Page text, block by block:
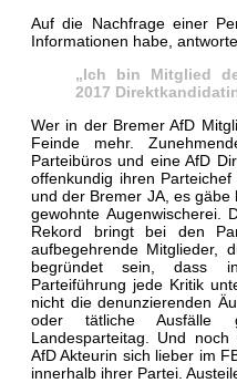
Auf die Nachfrage einer
Informationen habe,
„Ich bin Mitglied
2017
Wer in der Bremer AfD
Feinde mehr.
Parteibüros und eine AfD
offenkundig ihren
und der Bremer JA, es gäbe
gewohnte Augenwischerei.
Rekord bringt bei den
aufbegehrende Mitglieder,
begründet sein, dass
Parteiführung jede Kritik
nicht die denunzierenden
oder tätliche Ausfälle
Landesparteitag. Und
AfD Akteurin sich lieber im
innerhalb ihrer Partei.